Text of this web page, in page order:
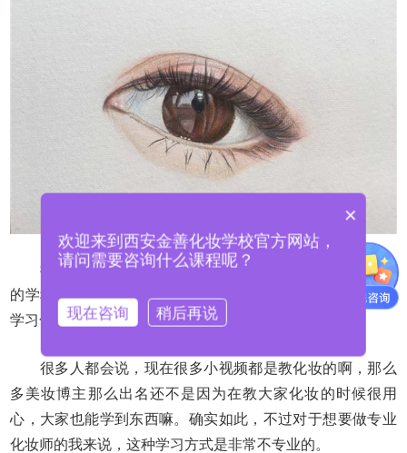
我个人认为，如果只是学习像英语这样的理论性占多数
的学科的话，网络课程学习也是可以达到效果的。但如果是
学习化妆的话，网上学习就不太靠谱了。
很多人都会说，现在很多小视频都是教化妆的啊，那么
多美妆博主那么出名还不是因为在教大家化妆的时候很用
心，大家也能学到东西嘛。确实如此，不过对于想要做专业
化妆师的我来说，这种学习方式是非常不专业的。
×
欢迎来到西安金善化妆学校官方网站，
请问需要咨询什么课程呢？
现在咨询 稍后再说